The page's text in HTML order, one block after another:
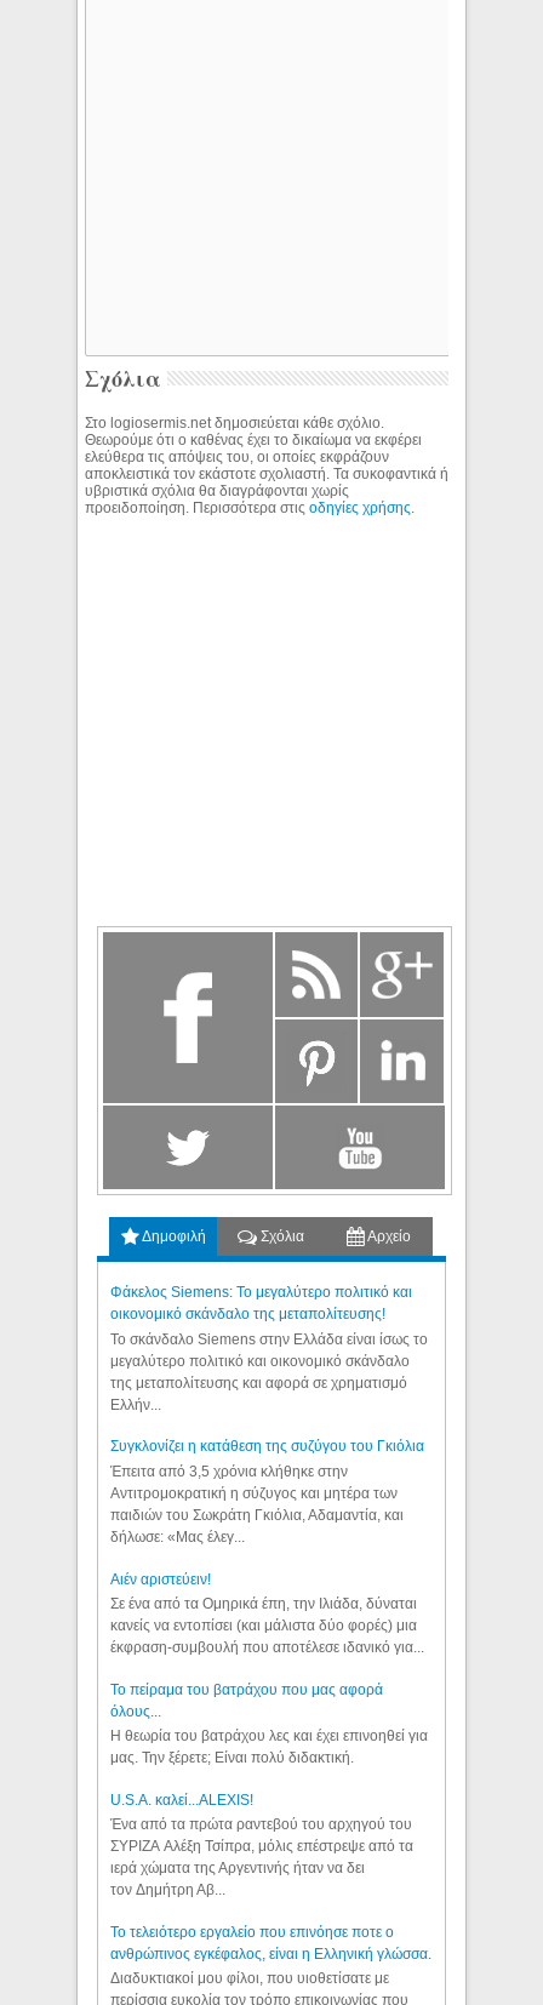
Σχόλια
Στο logiosermis.net δημοσιεύεται κάθε σχόλιο.
Θεωρούμε ότι ο καθένας έχει το δικαίωμα να εκφέρει
ελεύθερα τις απόψεις του, οι οποίες εκφράζουν
αποκλειστικά τον εκάστοτε σχολιαστή. Τα συκοφαντικά ή
υβριστικά σχόλια θα διαγράφονται χωρίς
προειδοποίηση. Περισσότερα στιςοδηγίες χρήσης
Δημοφιλή Σχόλια Αρχείο
Φάκελος Siemens: Το μεγαλύτερο πολιτικό και
οικονομικό σκάνδαλο της μεταπολίτευσης!
Το σκάνδαλο Siemens στην Ελλάδα είναι ίσως το
μεγαλύτερο πολιτικό και οικονομικό σκάνδαλο
της μεταπολίτευσης και αφορά σε χρηματισμό
Ελλήν...
Συγκλονίζει η κατάθεση της συζύγου του Γκιόλια
Έπειτα από 3,5 χρόνια κλήθηκε στην
Αντιτρομοκρατική η σύζυγος και μητέρα των
παιδιών του Σωκράτη Γκιόλια, Αδαμαντία, και
δήλωσε: «Μας έλεγ...
Aιέν αριστεύειν!
Σε ένα από τα Ομηρικά έπη, την Ιλιάδα, δύναται
κανείς να εντοπίσει (και μάλιστα δύο φορές) μια
έκφραση-συμβουλή που αποτέλεσε ιδανικό για...
Το πείραμα του βατράχου που μας αφορά
όλους...
Η θεωρία του βατράχου λες και έχει επινοηθεί για
μας. Την ξέρετε; Είναι πολύ διδακτική.
U.S.A. καλεί...ALEXIS!
Ένα από τα πρώτα ραντεβού του αρχηγού του
ΣΥΡΙΖΑ Αλέξη Τσίπρα, μόλις επέστρεψε από τα
ιερά χώματα της Αργεντινής ήταν να δει
τον Δημήτρη Αβ...
Το τελειότερο εργαλείο που επινόησε ποτε ο
ανθρώπινος εγκέφαλος, είναι η Ελληνική γλώσσα.
Διαδυκτιακοί μου φίλοι, που υιοθετίσατε με
περίσσια ευκολία τον τρόπο επικοινωνίας που